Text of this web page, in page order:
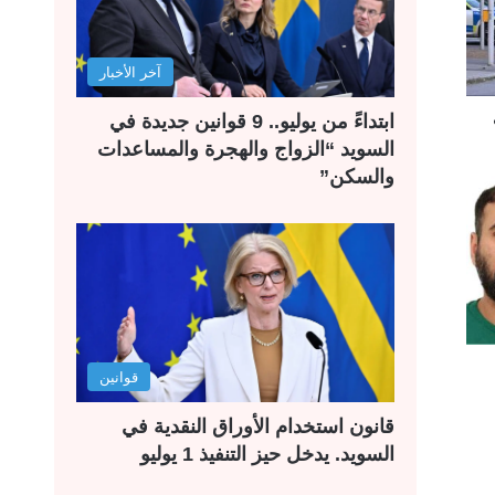
آخر الأخبار
ابتداءً من يوليو.. 9 قوانين جديدة في
السويد “الزواج والهجرة والمساعدات
والسكن”
قوانين
قانون استخدام الأوراق النقدية في
السويد. يدخل حيز التنفيذ 1 يوليو